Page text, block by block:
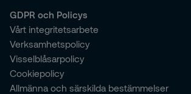
GDPR och Policys
Vårt integritetsarbete
Verksamhetspolicy
Visselblåsarpolicy
Cookiepolicy
Allmänna och särskilda bestämmelser